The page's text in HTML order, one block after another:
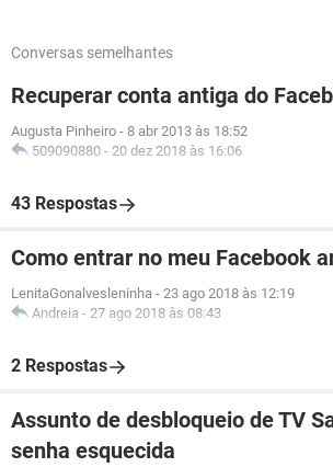
Conversas semelhantes
Recuperar conta antiga do
Augusta Pinheiro - 8 abr 2013 às 18:52
509090880 - 20 dez 2018 às 16:06
43 Respostas
Como entrar no meu Facebook
LenitaGonalvesleninha - 23 ago 2018 às 12:19
Andreia - 27 ago 2018 às 08:43
2 Respostas
Assunto de desbloqueio de TV
senha esquecida